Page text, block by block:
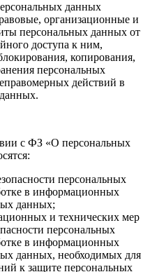
данных
организационные и
персональных данных от
доступа к ним,
копирования,
персональных
действий в
с ФЗ «О персональных
персональных
в информационных
данных;
и технических мер
персональных
в информационных
данных, необходимых для
к защите персональных